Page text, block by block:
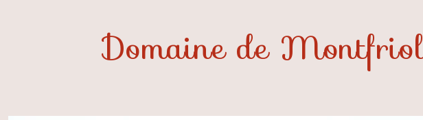
Domaine de